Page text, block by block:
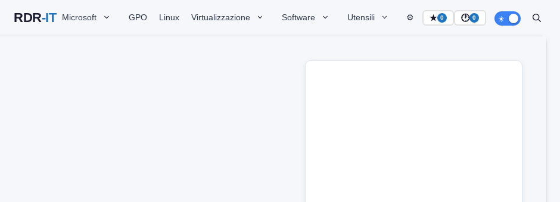
Microsoft GPO Linux Virtualizzazione Software Utensili ⚙️ ★ 0 🕐 0